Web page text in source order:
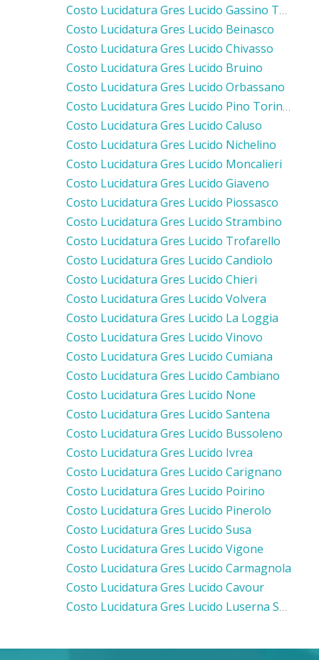
Costo Lucidatura Gres Lucido Gassino Torinese
Costo Lucidatura Gres Lucido Beinasco
Costo Lucidatura Gres Lucido Chivasso
Costo Lucidatura Gres Lucido Bruino
Costo Lucidatura Gres Lucido Orbassano
Costo Lucidatura Gres Lucido Pino Torinese
Costo Lucidatura Gres Lucido Caluso
Costo Lucidatura Gres Lucido Nichelino
Costo Lucidatura Gres Lucido Moncalieri
Costo Lucidatura Gres Lucido Giaveno
Costo Lucidatura Gres Lucido Piossasco
Costo Lucidatura Gres Lucido Strambino
Costo Lucidatura Gres Lucido Trofarello
Costo Lucidatura Gres Lucido Candiolo
Costo Lucidatura Gres Lucido Chieri
Costo Lucidatura Gres Lucido Volvera
Costo Lucidatura Gres Lucido La Loggia
Costo Lucidatura Gres Lucido Vinovo
Costo Lucidatura Gres Lucido Cumiana
Costo Lucidatura Gres Lucido Cambiano
Costo Lucidatura Gres Lucido None
Costo Lucidatura Gres Lucido Santena
Costo Lucidatura Gres Lucido Bussoleno
Costo Lucidatura Gres Lucido Ivrea
Costo Lucidatura Gres Lucido Carignano
Costo Lucidatura Gres Lucido Poirino
Costo Lucidatura Gres Lucido Pinerolo
Costo Lucidatura Gres Lucido Susa
Costo Lucidatura Gres Lucido Vigone
Costo Lucidatura Gres Lucido Carmagnola
Costo Lucidatura Gres Lucido Cavour
Costo Lucidatura Gres Lucido Luserna San Giovanni